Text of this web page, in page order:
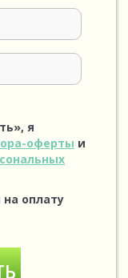
я
оферты и
оплату